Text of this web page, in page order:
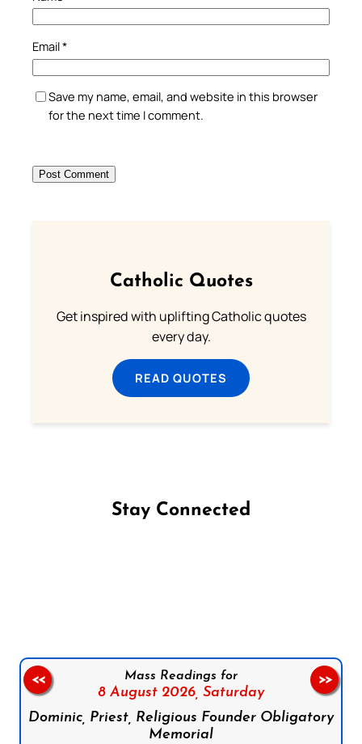
Email*
Save my name, email, and website in this browser
for the next time I comment.
Catholic Quotes
Get inspired with uplifting Catholic quotes
every day.
READ QUOTES
Stay Connected
Mass Readings for
8 August 2026, Saturday
Dominic, Priest, Religious Founder Obligatory
Memorial
<< >>
readings, daily prayers, and
No Thanks